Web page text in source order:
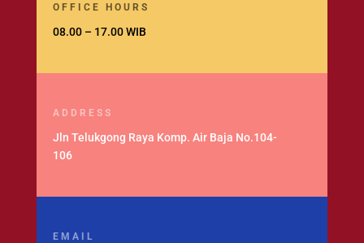
OFFICE HOURS
08.00 – 17.00 WIB
ADDRESS
Jln Telukgong Raya Komp. Air Baja No.104-
106
EMAIL